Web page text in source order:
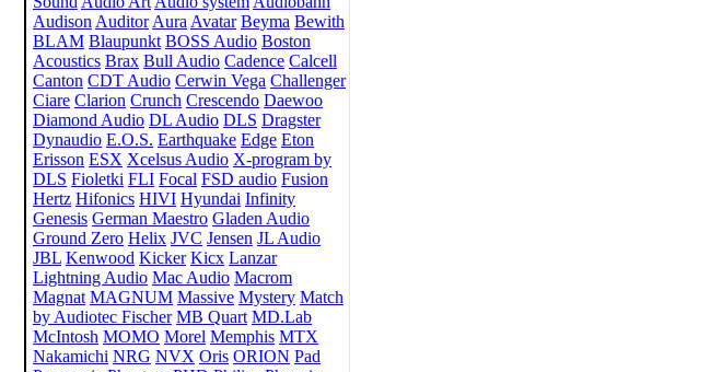
Audison Auditor Aura Avatar Beyma Bewith
BLAM Blaupunkt BOSS Audio Boston
Acoustics Brax Bull Audio Cadence Calcell
Canton CDT Audio Cerwin Vega Challenger
Ciare Clarion Crunch Crescendo Daewoo
Diamond Audio DL Audio DLS Dragster
Dynaudio E.O.S. Earthquake Edge Eton
Erisson ESX Xcelsus Audio X-program by
DLS Fioletki FLI Focal FSD audio Fusion
Hertz Hifonics HIVI Hyundai Infinity
Genesis German Maestro Gladen Audio
Ground Zero Helix JVC Jensen JL Audio
JBL Kenwood Kicker Kicx Lanzar
Lightning Audio Mac Audio Macrom
Magnat MAGNUM Massive Mystery Match
by Audiotec Fischer MB Quart MD.Lab
McIntosh MOMO Morel Memphis MTX
Nakamichi NRG NVX Oris ORION Pad